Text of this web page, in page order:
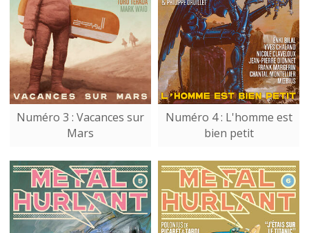
Numéro 3 : Vacances sur
Mars
Numéro 4 : L'homme est
bien petit